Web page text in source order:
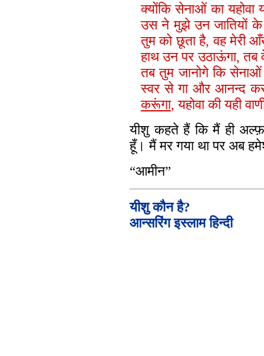
क्योंकि सेनाओं का
उस ने मुझे उन जातियों के
तुम को छूता है, वह मेरी
हाथ उन पर उठाऊंगा,
तब तुम जानोगे कि
स्वर से गा और आनन्द
करूंगा, यहोवा की यही
यीशु कहते हैं कि मैं ही
हूँ। मैं मर गया था पर अब
“आमीन”
यीशु कौन है?
आन्सरिंग इस्लाम हिन्दी